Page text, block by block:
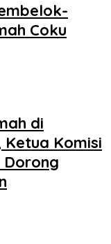
Coku
di
Ketua Komisi
Dorong